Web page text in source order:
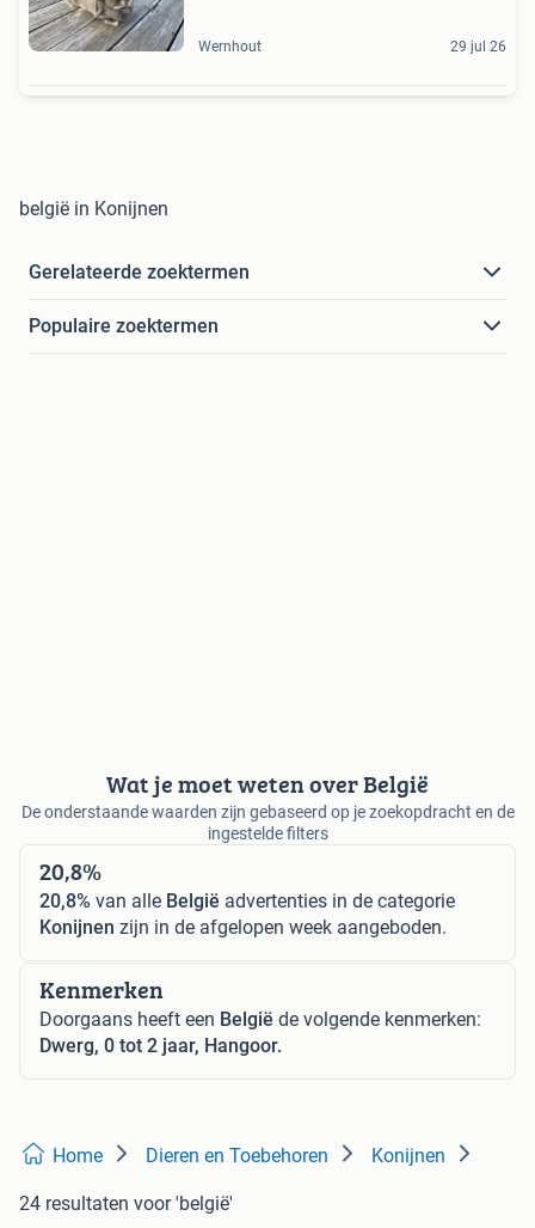
Wernhout 29 jul 26
belgië in Konijnen
Gerelateerde zoektermen
Populaire zoektermen
Wat je moet weten over België
De onderstaande waarden zijn gebaseerd op je zoekopdracht en de
ingestelde filters
20,8%
20,8% van alle België advertenties in de categorie
Konijnen zijn in de afgelopen week aangeboden.
Kenmerken
Doorgaans heeft een België de volgende kenmerken:
Dwerg, 0 tot 2 jaar, Hangoor.
Home Dieren en Toebehoren Konijnen
24 resultaten voor 'belgië'